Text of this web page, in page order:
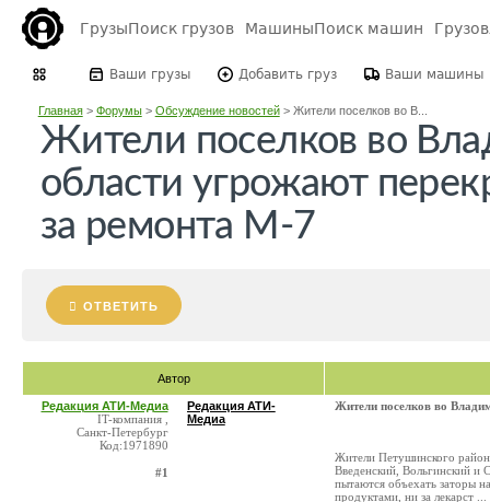
ГрузыПоиск грузов МашиныПоиск машин
Ваши грузы Добавить груз Ваши машины
Главная> Форумы> Обсуждение новостей> Жители поселков во В...
Жители поселков во
области угрожают
за ремонта М-7
ОТВЕТИТЬ
Автор
Редакция АТИ-Медиа
IT-компания ,
Санкт-Петербург
Код:1971890
#1
Редакция АТИ-
Медиа
Жители поселков во
Жители Петушинского
Введенский, Вольгинский и
пытаются объехать заторы
продуктами, ни за лекарст ...